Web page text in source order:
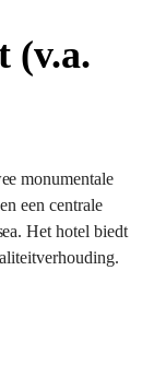
(v.a.
monumentale
een centrale
Het hotel biedt